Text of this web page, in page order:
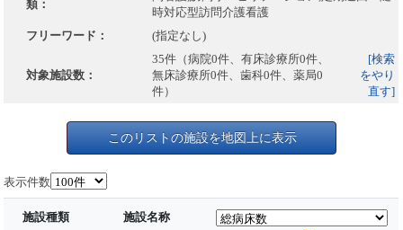
類：
時対応型訪問介護看護
フリーワード：
(指定なし)
対象施設数：
35件（病院0件、有床診療所0件、
無床診療所0件、歯科0件、薬局0
件）
[検索
をやり
直す]
このリストの施設を地図上に表示
表示件数
施設種類 施設名称